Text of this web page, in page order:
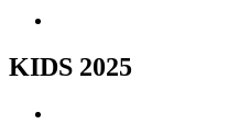
KIDS 2025